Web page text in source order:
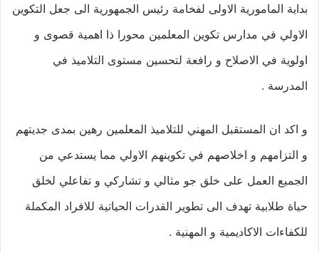
بداية المامورية الاولى لفخامة رئيس الجمهورية الى جعل التكوين
الاولي في مدارس تكوين المعلمين محورا ذا اهمية قصوى و
اولوية في الاصلاح و رافعة لتحسين مستوى التلاميذ في
المدرسة .
و اكد ان المستقبل المهني للتلاميذ المعلمين رهين بمدى جديتهم
و التزامهم و اخلاصهم في تكوينهم الاولي مما يستدعي من
الجميع العمل على خلق جو مثالي و تشاركي و تفاعلي لخلق
حياة طلابية تهدف الى تطوير القدرات الحياتية للافراد المكملة
للكفاءات الاكاديمية و المهنية .